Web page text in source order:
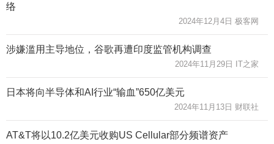
络
2024年12月4日 极客网
涉嫌滥用主导地位，谷歌再遭印度监管机构调查
2024年11月29日 IT之家
日本将向半导体和AI行业“输血”650亿美元
2024年11月13日 财联社
AT&T将以10.2亿美元收购US Cellular部分频谱资产